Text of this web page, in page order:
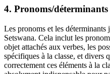
4. Pronoms/déterminants
Les pronoms et les
Setswana. Cela inclut les
objet attachés aux verbes, les
spécifiques à la classe, et divers
correctement ces éléments à la